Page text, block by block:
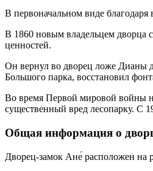
В первоначальном виде
В 1860 новым владельцем дворца
ценностей.
Он вернул во дворец ложе Дианы
Большого парка, восстановил
Во время Первой мировой войны
существенный вред лесопарку. С
Общая информация о
Дворец-замок Ане́ расположен на